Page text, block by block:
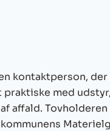
kontaktperson,
med
affald.